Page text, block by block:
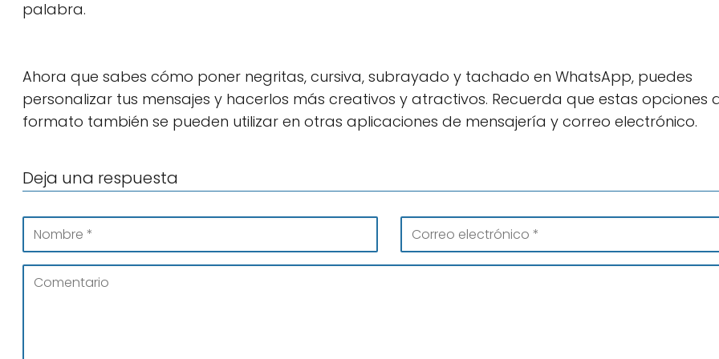
palabra.
Ahora que sabes cómo poner negritas, cursiva, subrayado y tachado en WhatsApp, puedes
personalizar tus mensajes y hacerlos más creativos y atractivos. Recuerda que estas opciones
formato también se pueden utilizar en otras aplicaciones de mensajería y correo electrónico.
Deja una respuesta